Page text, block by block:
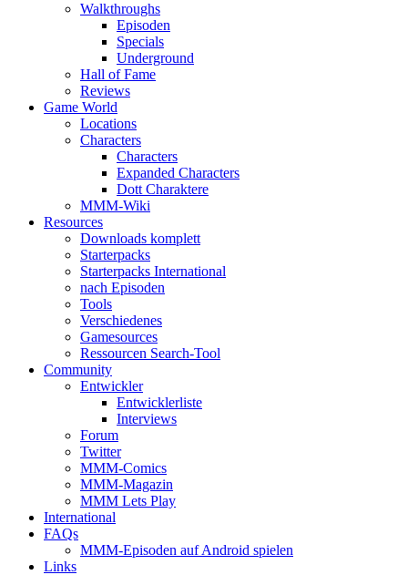
Walkthroughs
Episoden
Specials
Underground
Hall of Fame
Reviews
Game World
Locations
Characters
Characters
Expanded Characters
Dott Charaktere
MMM-Wiki
Resources
Downloads komplett
Starterpacks
Starterpacks International
nach Episoden
Tools
Verschiedenes
Gamesources
Ressourcen Search-Tool
Community
Entwickler
Entwicklerliste
Interviews
Forum
Twitter
MMM-Comics
MMM-Magazin
MMM Lets Play
International
FAQs
MMM-Episoden auf Android spielen
Links